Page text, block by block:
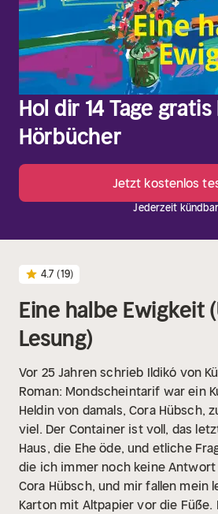
Hol dir 14 Tage
Hörbücher
Jetzt kostenlos
Jederzeit kündbar
4.7 (19)
Eine halbe Ewigkeit
Lesung)
Vor 25 Jahren schrieb Ildikó von
Roman: Mondscheintarif war ein
Heldin von damals, Cora Hübsch,
viel. Der Container ist voll, das
Haus, die Ehe öde, und etliche
die ich immer noch keine
Cora Hübsch, und mir fallen mein
Karton mit Altpapier vor die Füße.